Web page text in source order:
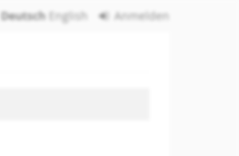
Deutsch English Anmelden